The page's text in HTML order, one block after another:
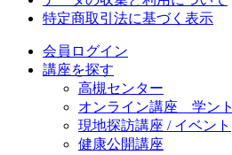
特定商取引法に基づく表示
会員ログイン
講座を探す
高槻センター
オンライン講座 学ント
現地探訪講座 / イベント
健康公開講座